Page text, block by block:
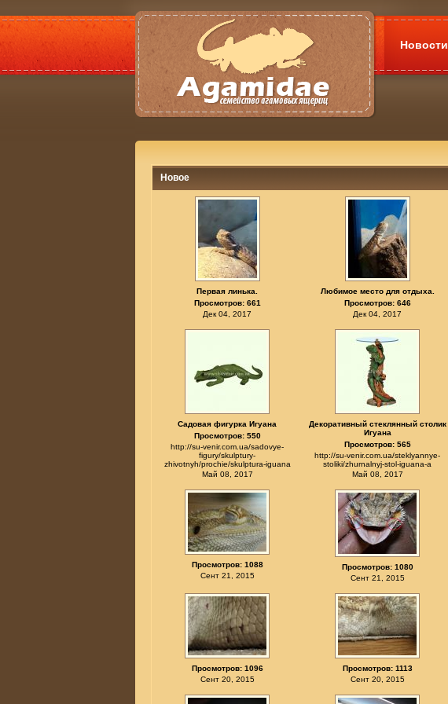
Новости
Новое
Первая линька.
Просмотров: 661
Дек 04, 2017
Любимое место для отдыха.
Просмотров: 646
Дек 04, 2017
Садовая фигурка Игуана
Просмотров: 550
http://su-venir.com.ua/sadovye-
figury/skulptury-
zhivotnyh/prochie/skulptura-iguana
Май 08, 2017
Декоративный стеклянный столик
Игуана
Просмотров: 565
http://su-venir.com.ua/steklyannye-
stoliki/zhurnalnyj-stol-iguana-a
Май 08, 2017
Просмотров: 1088
Сент 21, 2015
Просмотров: 1080
Сент 21, 2015
Просмотров: 1096
Сент 20, 2015
Просмотров: 1113
Сент 20, 2015